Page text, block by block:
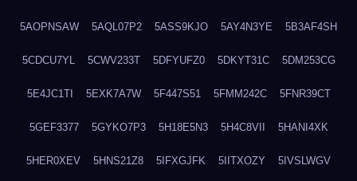
5AOPNSAW 5AQL07P2 5ASS9KJO 5AY4N3YE 5B3AF4SH
5CDCU7YL 5CWV233T 5DFYUFZ0 5DKYT31C 5DM253CG
5E4JC1TI 5EXK7A7W 5F447S51 5FMM242C 5FNR39CT
5GEF3377 5GYKO7P3 5H18E5N3 5H4C8VII 5HANI4XK
5HER0XEV 5HNS21Z8 5IFXGJFK 5IITXOZY 5IVSLWGV